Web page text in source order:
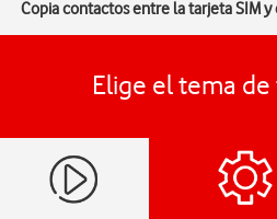
Copia contactos entre la tarjeta SIM
Elige el tema